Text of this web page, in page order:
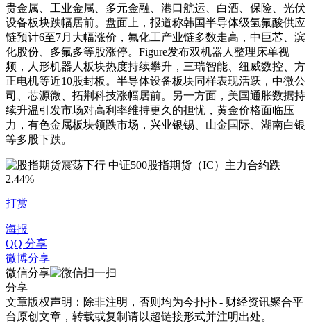
贵金属、工业金属、多元金融、港口航运、白酒、保险、光伏
设备板块跌幅居前。盘面上，报道称韩国半导体级氢氟酸供应
链预计6至7月大幅涨价，氟化工产业链多数走高，中巨芯、滨
化股份、多氟多等股涨停。Figure发布双机器人整理床单视
频，人形机器人板块热度持续攀升，三瑞智能、纽威数控、方
正电机等近10股封板。半导体设备板块同样表现活跃，中微公
司、芯源微、拓荆科技涨幅居前。另一方面，美国通胀数据持
续升温引发市场对高利率维持更久的担忧，黄金价格面临压
力，有色金属板块领跌市场，兴业银锡、山金国际、湖南白银
等多股下跌。
打赏
海报
QQ 分享
微博分享
微信分享
分享
文章版权声明：除非注明，否则均为今扑扑 - 财经资讯聚合平
台 原创文章，转载或复制请以超链接形式并注明出处。